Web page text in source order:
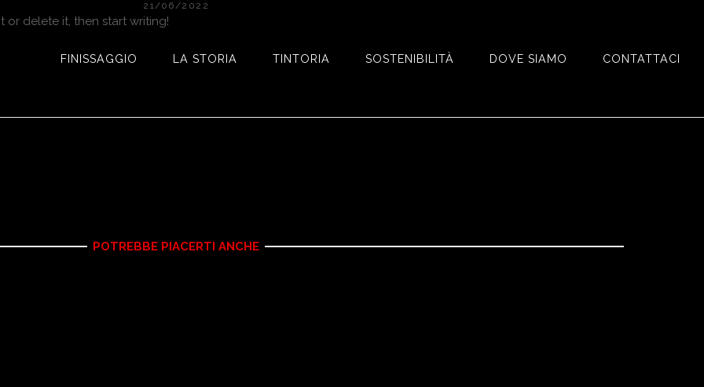
FINISSAGGIO LA STORIA TINTORIA SOSTENIBILITÀ DOVE SIAMO CONTATTACI
21/06/2022
or delete it, then start writing!
POTREBBE PIACERTI ANCHE